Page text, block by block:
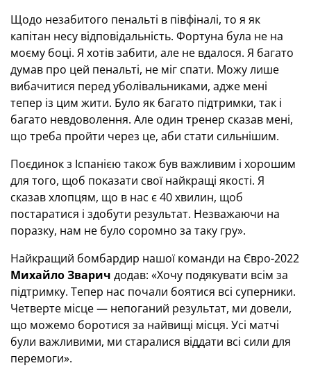
Щодо незабитого пенальті в півфіналі, то я як
капітан несу відповідальність. Фортуна була не на
моєму боці. Я хотів забити, але не вдалося. Я багато
думав про цей пенальті, не міг спати. Можу лише
вибачитися перед уболівальниками, адже мені
тепер із цим жити. Було як багато підтримки, так і
багато невдоволення. Але один тренер сказав мені,
що треба пройти через це, аби стати сильнішим.
Поєдинок з Іспанією також був важливим і хорошим
для того, щоб показати свої найкращі якості. Я
сказав хлопцям, що в нас є 40 хвилин, щоб
постаратися і здобути результат. Незважаючи на
поразку, нам не було соромно за таку гру».
Найкращий бомбардир нашої команди на Євро-2022
Михайло Зварич додав: «Хочу подякувати всім за
підтримку. Тепер нас почали боятися всі суперники.
Четверте місце — непоганий результат, ми довели,
що можемо боротися за найвищі місця. Усі матчі
були важливими, ми старалися віддати всі сили для
перемоги».